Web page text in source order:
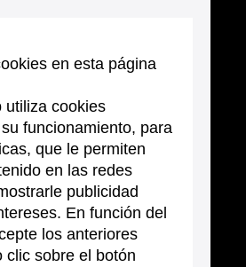
en esta página
utiliza cookies
funcionamiento, para
que le permiten
en las redes
publicidad
En función del
los anteriores
clic sobre el botón